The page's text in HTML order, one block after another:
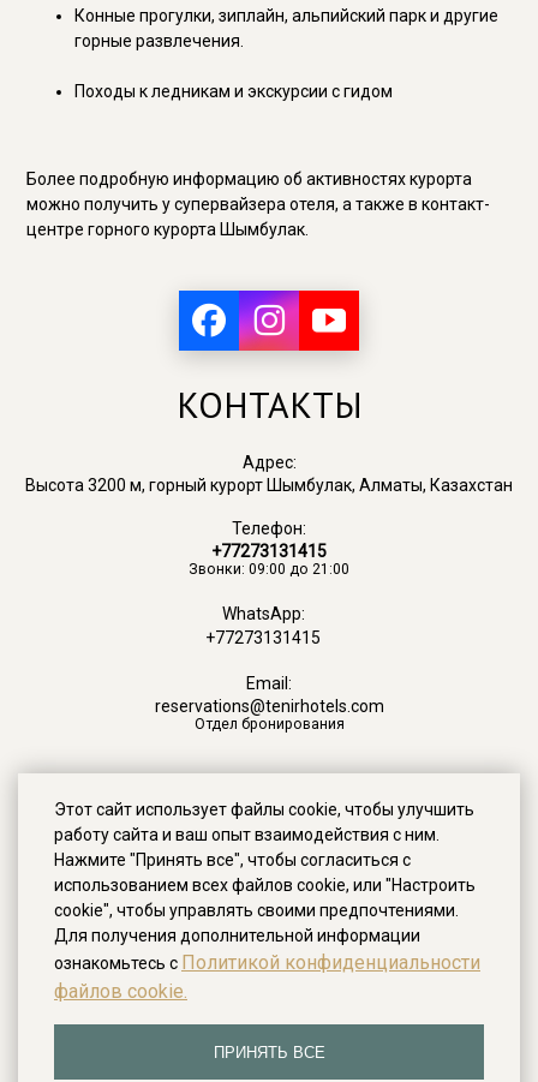
Этот сайт использует файлы cookie, чтобы улучшить
работу сайта и ваш опыт взаимодействия с ним.
Нажмите "Принять все", чтобы согласиться с
использованием всех файлов cookie, или "Настроить
cookie", чтобы управлять своими предпочтениями.
Для получения дополнительной информации
ознакомьтесь с Политикой конфиденциальности
файлов cookie.
ПРИНЯТЬ ВСЕ
Конные прогулки, зиплайн, альпийский парк и другие
горные развлечения.
Походы к ледникам и экскурсии с гидом
Более подробную информацию об активностях курорта
можно получить у супервайзера отеля, а также в контакт-
центре горного курорта Шымбулак.
КОНТАКТЫ
Адрес:
Высота 3200 м, горный курорт Шымбулак, Алматы, Казахстан
Телефон:
+77273131415
Звонки: 09:00 до 21:00
WhatsApp:
+77273131415
Email:
reservations@tenirhotels.com
Отдел бронирования